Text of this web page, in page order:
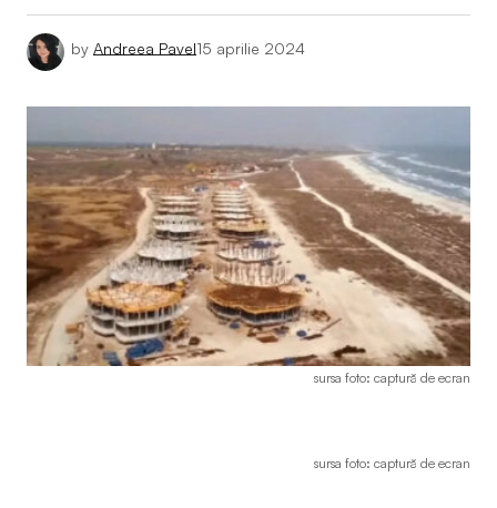
by Andreea Pavel15 aprilie 2024
sursa foto: captură de ecran
sursa foto: captură de ecran